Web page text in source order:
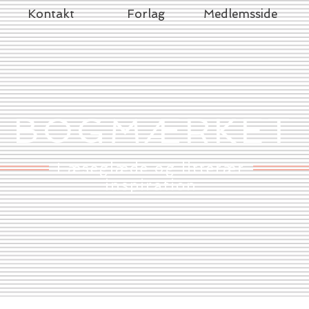
BOGMÆRKET
Læseglæde og litterær
inspiration
Kontakt Forlag Medlemsside